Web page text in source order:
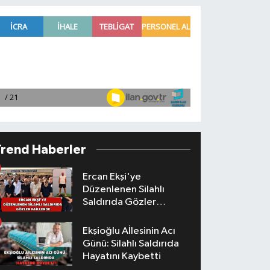
Haberler
Ercan Ekşi'ye
Düzenlenen Silahlı
Saldırıda Gözler
Ekşioğlu Aİlesinin Acı
Günü: Silahlı Saldırıda
Hayatını Kaybetti